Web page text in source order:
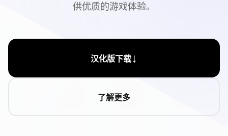
供优质的游戏体验。
汉化版下载↓
了解更多